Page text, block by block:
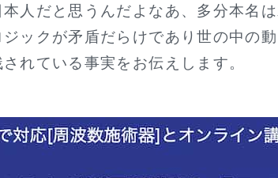
人だと思うんだよなあ、多分本名
ックが矛盾だらけであり世の中の
れている事実をお伝えします。